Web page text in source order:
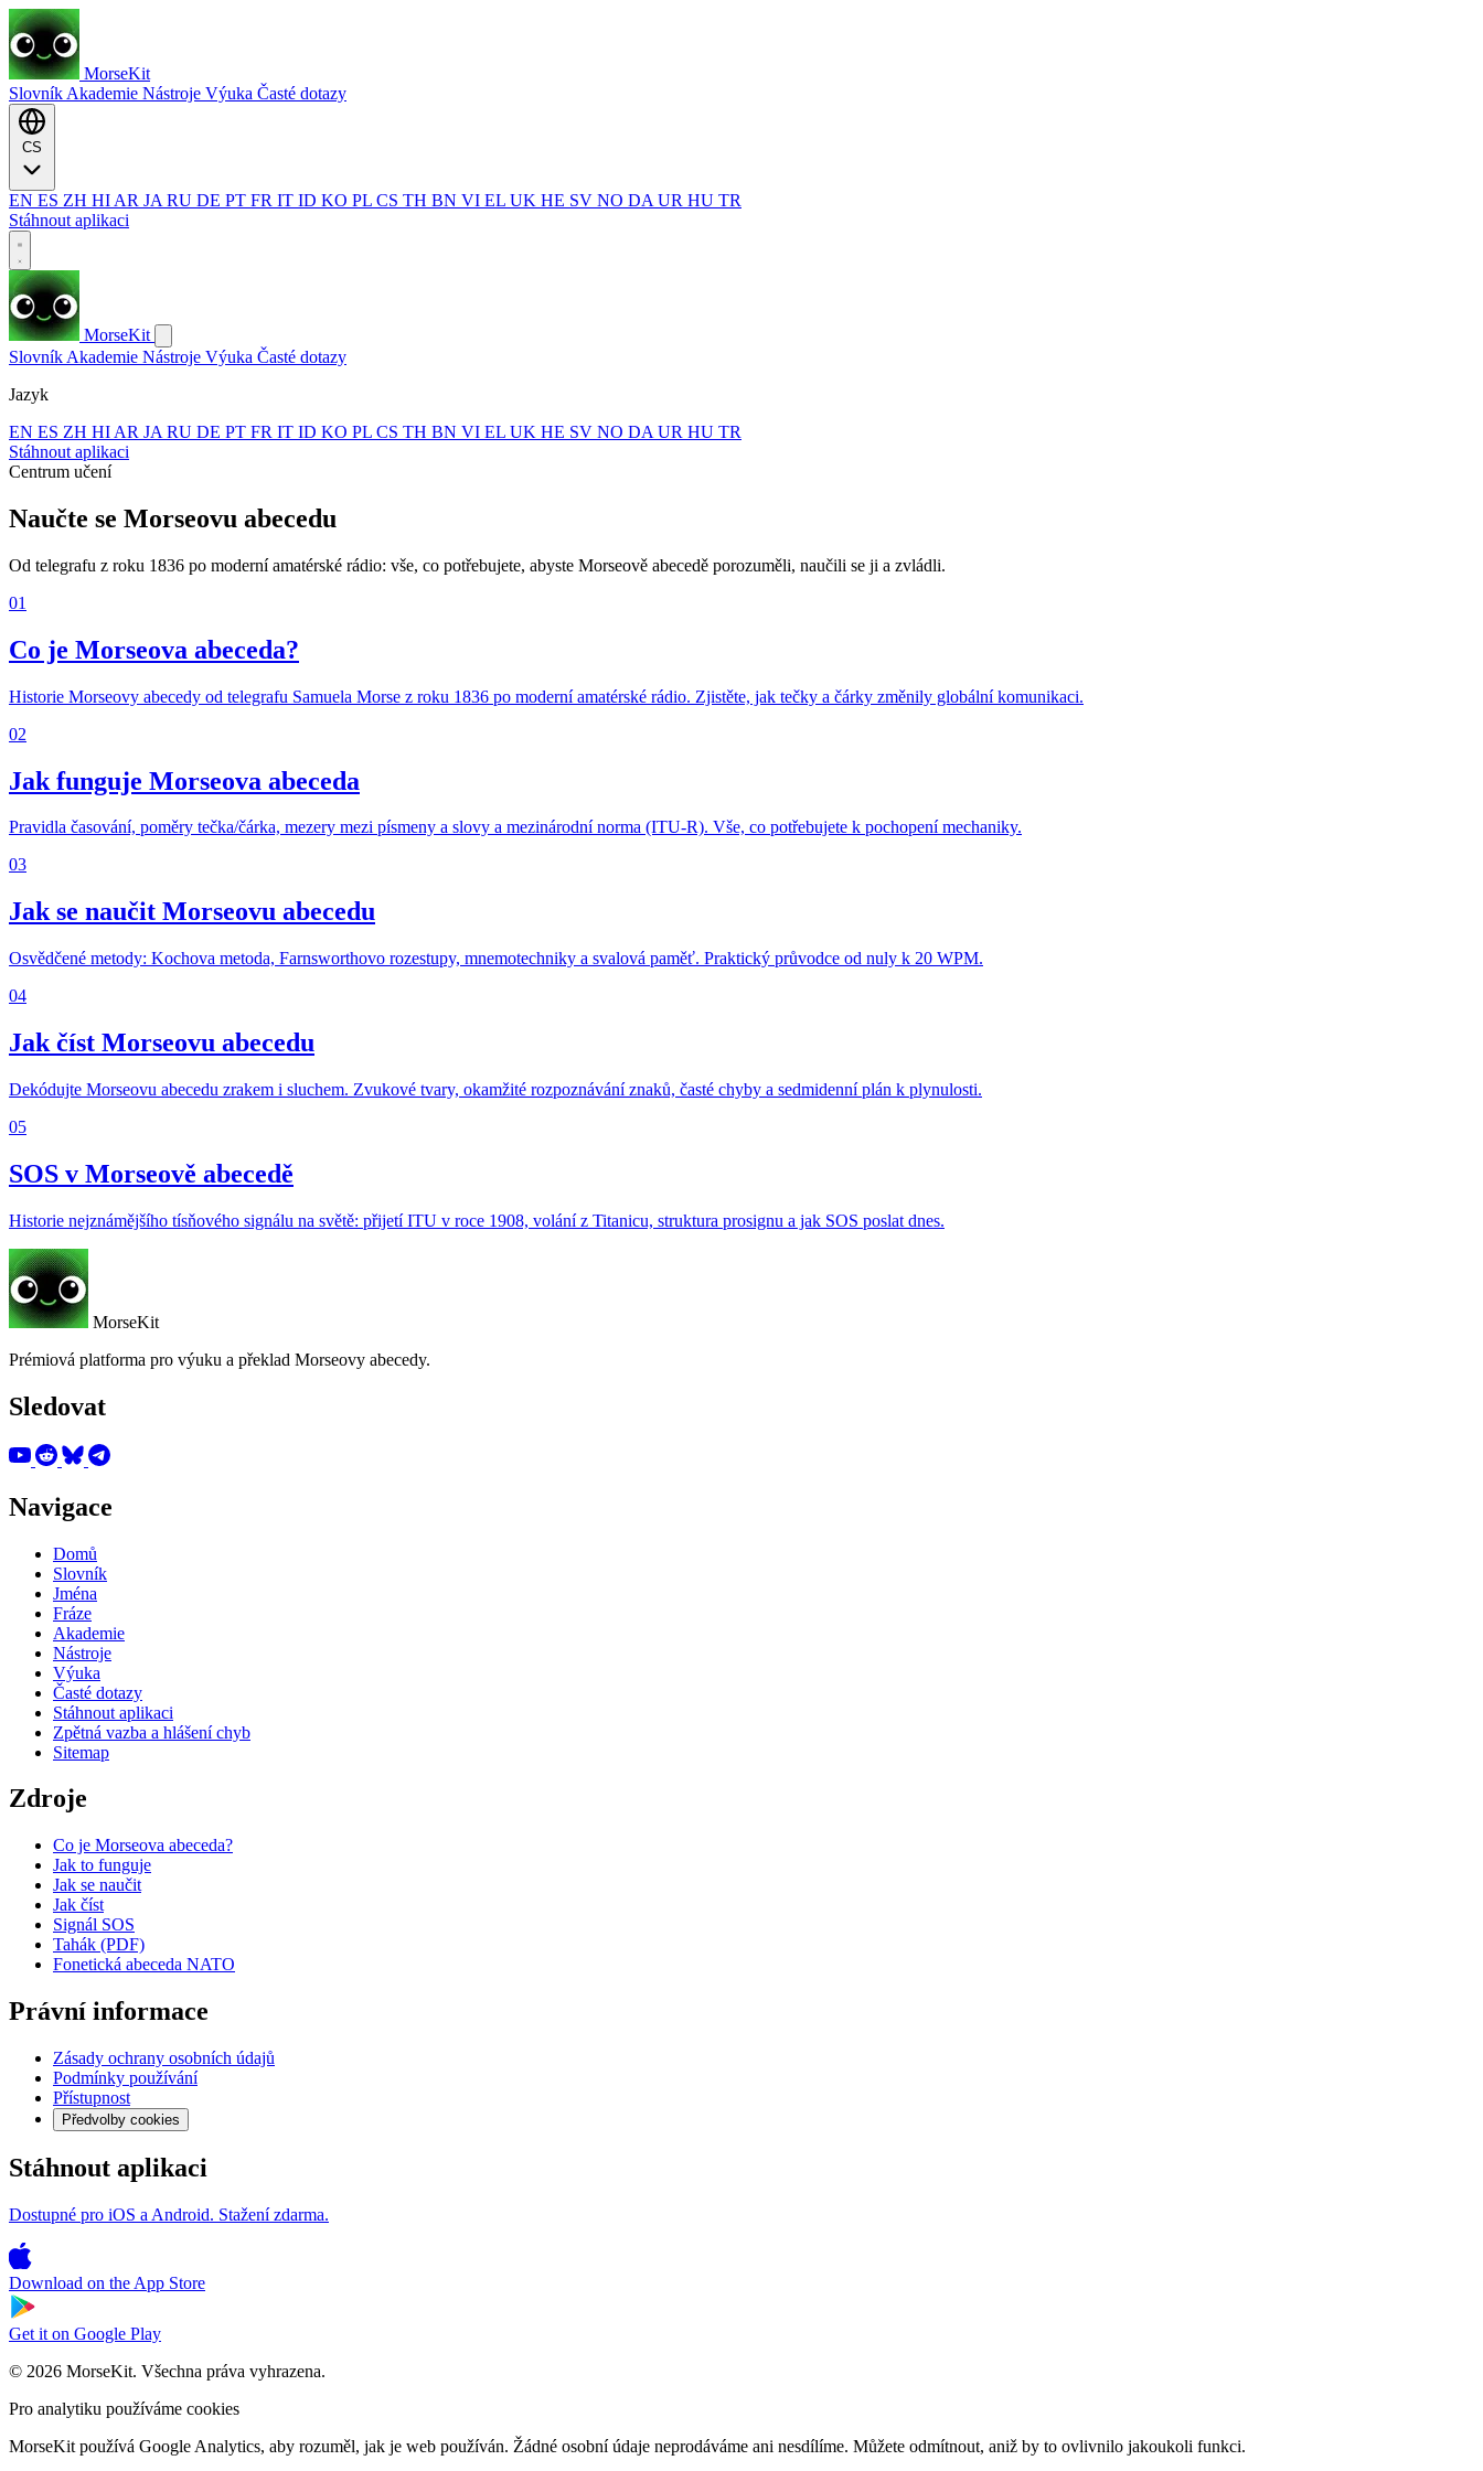
MorseKit
Slovník Akademie Nástroje Výuka Časté dotazy
EN ES ZH HI AR JA RU DE PT FR IT ID KO PL CS TH BN VI EL UK HE SV NO DA UR HU TR
Stáhnout aplikaci
MorseKit
Slovník Akademie Nástroje Výuka Časté dotazy
Jazyk
EN ES ZH HI AR JA RU DE PT FR IT ID KO PL CS TH BN VI EL UK HE SV NO DA UR HU TR
Stáhnout aplikaci
Centrum učení
Naučte se Morseovu abecedu
Od telegrafu z roku 1836 po moderní amatérské rádio: vše, co potřebujete, abyste Morseově abecedě porozuměli, naučili se ji a zvládli.
01
Co je Morseova abeceda?
Historie Morseovy abecedy od telegrafu Samuela Morse z roku 1836 po moderní amatérské rádio. Zjistěte, jak tečky a čárky změnily globální komunikaci.
02
Jak funguje Morseova abeceda
Pravidla časování, poměry tečka/čárka, mezery mezi písmeny a slovy a mezinárodní norma (ITU-R). Vše, co potřebujete k pochopení mechaniky.
03
Jak se naučit Morseovu abecedu
Osvědčené metody: Kochova metoda, Farnsworthovo rozestupy, mnemotechniky a svalová paměť. Praktický průvodce od nuly k 20 WPM.
04
Jak číst Morseovu abecedu
Dekódujte Morseovu abecedu zrakem i sluchem. Zvukové tvary, okamžité rozpoznávání znaků, časté chyby a sedmidenní plán k plynulosti.
05
SOS v Morseově abecedě
Historie nejznámějšího tísňového signálu na světě: přijetí ITU v roce 1908, volání z Titanicu, struktura prosignu a jak SOS poslat dnes.
MorseKit
Prémiová platforma pro výuku a překlad Morseovy abecedy.
Sledovat
Navigace
Domů
Slovník
Jména
Fráze
Akademie
Nástroje
Výuka
Časté dotazy
Stáhnout aplikaci
Zpětná vazba a hlášení chyb
Sitemap
Zdroje
Co je Morseova abeceda?
Jak to funguje
Jak se naučit
Jak číst
Signál SOS
Tahák (PDF)
Fonetická abeceda NATO
Právní informace
Zásady ochrany osobních údajů
Podmínky používání
Přístupnost
Předvolby cookies
Stáhnout aplikaci
Dostupné pro iOS a Android. Stažení zdarma.
Download on the App Store
Get it on Google Play
© 2026 MorseKit. Všechna práva vyhrazena.
Pro analytiku používáme cookies
MorseKit používá Google Analytics, aby rozuměl, jak je web používán. Žádné osobní údaje neprodáváme ani nesdílíme. Můžete odmítnout, aniž by to ovlivnilo jakoukoli funkci.